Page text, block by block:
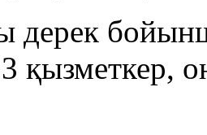
дерек
қызметкер,